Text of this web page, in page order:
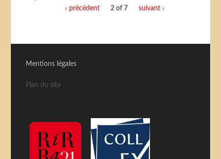
‹ précédent
2 of 7 suivant ›
Mentions légales
Plan du site